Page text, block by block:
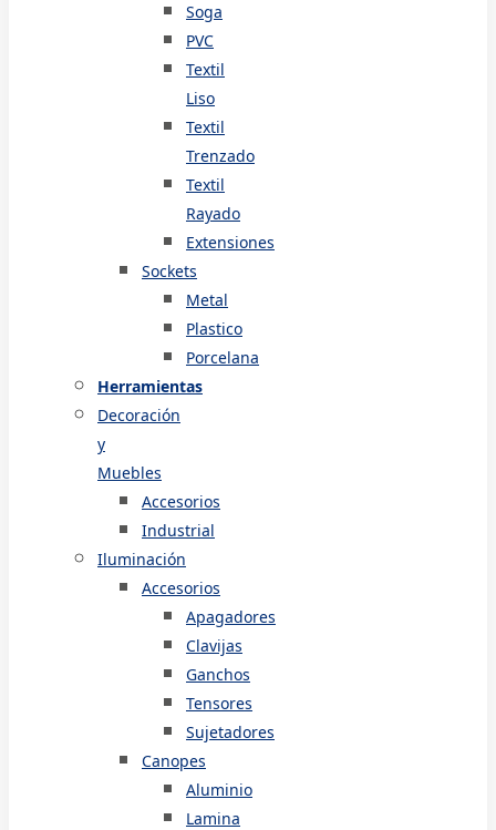
Soga
PVC
Textil
Liso
Textil
Trenzado
Textil
Rayado
Extensiones
Sockets
Metal
Plastico
Porcelana
Herramientas
Decoración
y
Muebles
Accesorios
Industrial
Iluminación
Accesorios
Apagadores
Clavijas
Ganchos
Tensores
Sujetadores
Canopes
Aluminio
Lamina